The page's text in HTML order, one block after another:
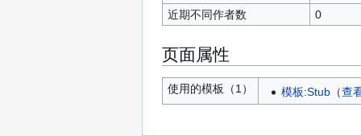
近期不同作者数
0
页面属性
使用的模板（1） 模板:Stub​（查